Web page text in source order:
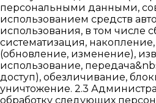
персональными данными,
использованием средств
использования, в том числе
систематизация,
(обновление, изменение),
использование,
доступ), обезличивание,
уничтожение. 2.3
обработку следующих